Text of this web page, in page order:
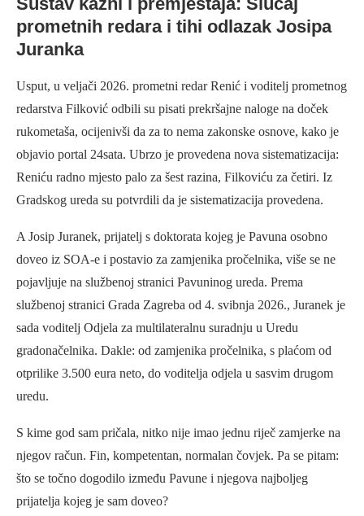
prometnih redara i tihi odlazak Josipa
Juranka
Usput, u veljači 2026. prometni redar Renić i voditelj prometnog
redarstva Filković odbili su pisati prekršajne naloge na doček
rukometaša, ocijenivši da za to nema zakonske osnove, kako je
objavio portal 24sata. Ubrzo je provedena nova sistematizacija:
Reniću radno mjesto palo za šest razina, Filkoviću za četiri. Iz
Gradskog ureda su potvrdili da je sistematizacija provedena.
A Josip Juranek, prijatelj s doktorata kojeg je Pavuna osobno
doveo iz SOA-e i postavio za zamjenika pročelnika, više se ne
pojavljuje na službenoj stranici Pavuninog ureda. Prema
službenoj stranici Grada Zagreba od 4. svibnja 2026., Juranek je
sada voditelj Odjela za multilateralnu suradnju u Uredu
gradonačelnika. Dakle: od zamjenika pročelnika, s plaćom od
otprilike 3.500 eura neto, do voditelja odjela u sasvim drugom
uredu.
S kime god sam pričala, nitko nije imao jednu riječ zamjerke na
njegov račun. Fin, kompetentan, normalan čovjek. Pa se pitam:
što se točno dogodilo između Pavune i njegova najboljeg
prijatelja kojeg je sam doveo?